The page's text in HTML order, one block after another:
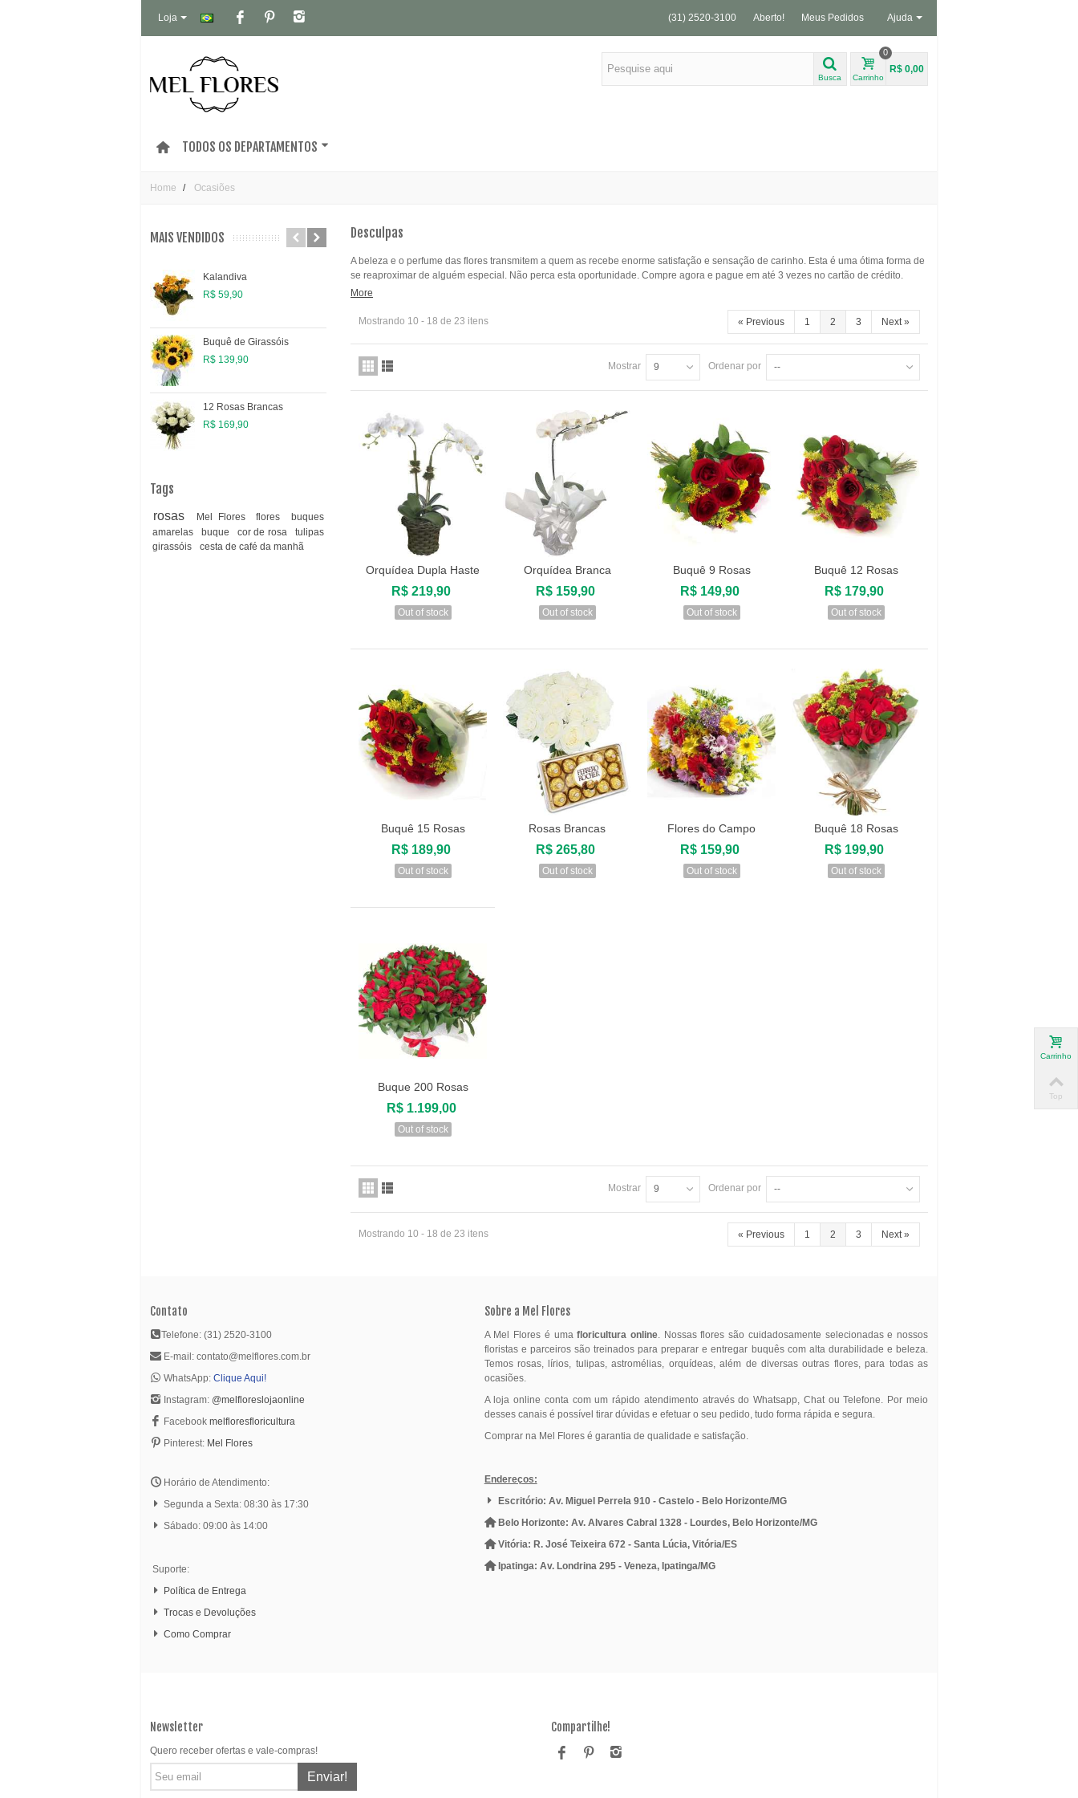
Ajuda
Loja Meus Pedidos
(31) 2520-3100 Aberto!
Busca Carrinho
0
R$ 0,00
TODOS OS DEPARTAMENTOS
Home Ocasiões
MAIS VENDIDOS
Kalandiva
R$ 59,90
Buquê de Girassóis
R$ 139,90
12 Rosas Brancas
R$ 169,90
Mini Arranjo de Flores do
40 Rosas Brancas
R$ 389,00
R$ 169,90
12 Rosas Amarelas
12 Rosas Coloridas
Tags
rosas Mel Flores flores
buques
amarelas
buque cor de rosa
tulipas
girassóis
cesta de café da manhã
Desculpas
A beleza e o perfume das flores transmitem a quem as recebe enorme satisfação e sensação de carinho. Esta é uma ótima forma de
se reaproximar de alguém especial. Não perca esta oportunidade. Compre agora e pague em até 3 vezes no cartão de crédito.
More
« Previous 1 2 3 Next »
Mostrando 10 - 18 de 23 itens
Ordenar por --
Mostrar 9
Visualizar
Orquídea Dupla Haste
R$ 219,90
Out of stock
Visualizar
Orquídea Branca
R$ 159,90
Out of stock
Visualizar
Buquê 9 Rosas
R$ 149,90
Out of stock
Visualizar
Buquê 12 Rosas
R$ 179,90
Out of stock
Visualizar
Buquê 15 Rosas
R$ 189,90
Out of stock
Visualizar
Rosas Brancas
R$ 265,80
Out of stock
Visualizar
Flores do Campo
R$ 159,90
Out of stock
Visualizar
Buquê 18 Rosas
R$ 199,90
Out of stock
Visualizar
Buque 200 Rosas
R$ 1.199,00
Out of stock
Ordenar por --
Mostrar 9
« Previous 1 2 3 Next »
Mostrando 10 - 18 de 23 itens
Contato
Telefone: (31) 2520-3100
E-mail: contato@melflores.com.br
WhatsApp: Clique Aqui!
Instagram: @melfloreslojaonline
Facebook melfloresfloricultura
Pinterest: Mel Flores
Horário de Atendimento:
Segunda a Sexta: 08:30 às 17:30
Sábado: 09:00 às 14:00
Suporte:
Política de Entrega
Trocas e Devoluções
Como Comprar
Sobre a Mel Flores
A Mel Flores é umafloricultura online. Nossas flores são cuidadosamente selecionadas e nossos
floristas e parceiros são treinados para preparar e entregar buquês com alta durabilidade e beleza.
Temos rosas, lírios, tulipas, astromélias, orquídeas, além de diversas outras flores, para todas as
ocasiões.
A loja online conta com um rápido atendimento através do Whatsapp, Chat ou Telefone. Por meio
desses canais é possível tirar dúvidas e efetuar o seu pedido, tudo forma rápida e segura.
Comprar na Mel Flores é garantia de qualidade e satisfação.
Endereços:
Escritório: Av. Miguel Perrela 910 - Castelo - Belo Horizonte/MG
Belo Horizonte: Av. Alvares Cabral 1328 - Lourdes, Belo Horizonte/MG
Vitória: R. José Teixeira 672 - Santa Lúcia, Vitória/ES
Ipatinga: Av. Londrina 295 - Veneza, Ipatinga/MG
Newsletter
Quero receber ofertas e vale-compras!
Enviar!
Compartilhe!
Carrinho
Top